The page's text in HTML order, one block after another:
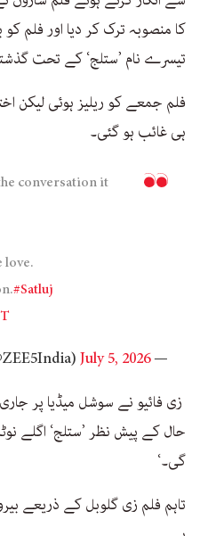
کا منصوبہ ترک کر دیا اور
تیسرے نام ’ستلج‘ کے تحت
فلم جمعے کو ریلیز ہوئی لیکن
ہی غائب ہو گئی۔
conversation it
love.
#Satluj
— ZEE5Official (@ZEE5India)
July 5, 2026
زی فائیو نے سوشل میڈیا پر
حال کے پیش نظر ’ستلج‘ اگلے
گی۔‘
تاہم فلم زی گلوبل کے ذریعے